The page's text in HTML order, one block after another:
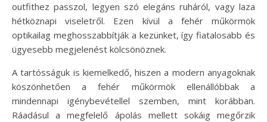
outfithez passzol, legyen szó elegáns ruháról, vagy laza
hétköznapi viseletről. Ezen kívül a fehér műkörmök
optikailag meghosszabbítják a kezünket, így fiatalosabb és
ügyesebb megjelenést kölcsönöznek.
A tartósságuk is kiemelkedő, hiszen a modern anyagoknak
köszönhetően a fehér műkörmök ellenállóbbak a
mindennapi igénybevétellel szemben, mint korábban.
Ráadásul a megfelelő ápolás mellett sokáig megőrzik